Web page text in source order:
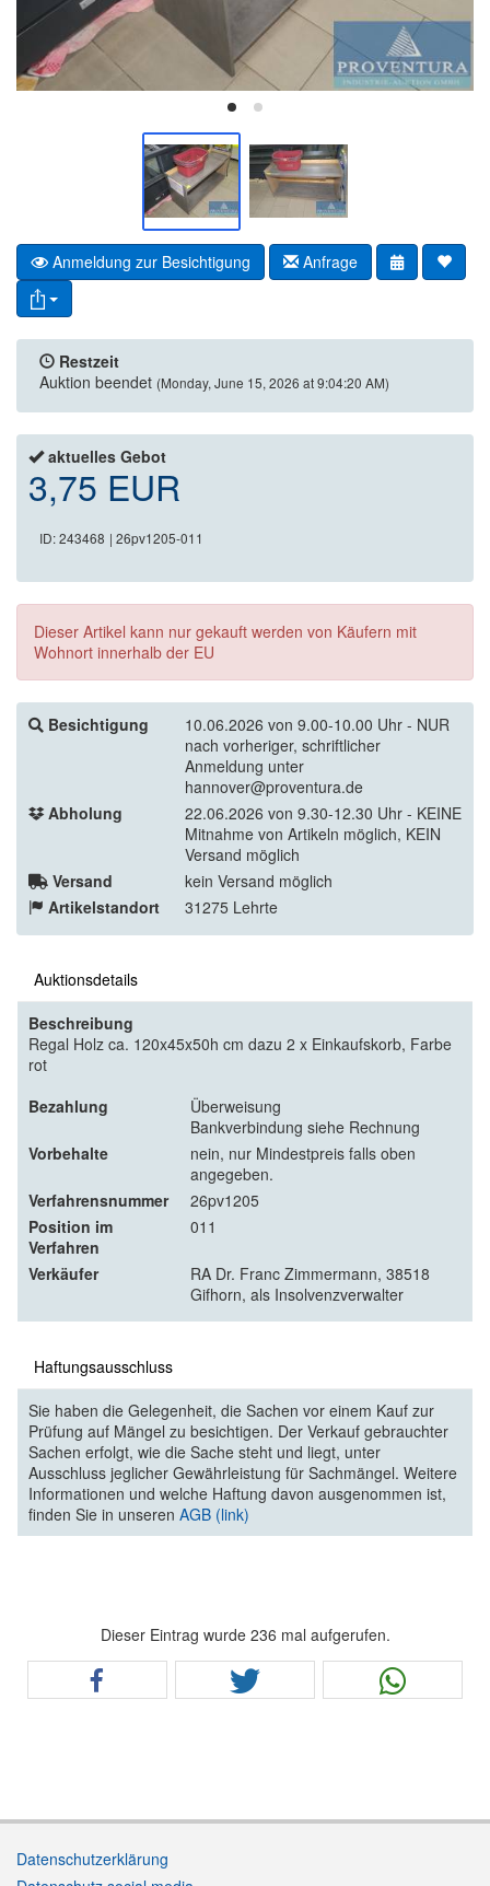
Anmeldung zur Besichtigung Anfrage
Restzeit
Auktion beendet (Monday, June 15, 2026 at 9:04:20 AM)
aktuelles Gebot
3,75 EUR
ID: 243468 | 26pv1205-011
Dieser Artikel kann nur gekauft werden von Käufern mit
Wohnort innerhalb der EU
Besichtigung
10.06.2026 von 9.00-10.00 Uhr - NUR
nach vorheriger, schriftlicher
Anmeldung unter
hannover@proventura.de
Abholung
22.06.2026 von 9.30-12.30 Uhr - KEINE
Mitnahme von Artikeln möglich, KEIN
Versand möglich
Versand
kein Versand möglich
Artikelstandort
31275 Lehrte
Auktionsdetails
Beschreibung
Regal Holz ca. 120x45x50h cm dazu 2 x Einkaufskorb, Farbe
rot
Bezahlung
Überweisung
Bankverbindung siehe Rechnung
Vorbehalte
nein, nur Mindestpreis falls oben
angegeben.
Verfahrensnummer
26pv1205
Position im
Verfahren
011
Verkäufer
RA Dr. Franc Zimmermann, 38518
Gifhorn, als Insolvenzverwalter
Haftungsausschluss
Sie haben die Gelegenheit, die Sachen vor einem Kauf zur
Prüfung auf Mängel zu besichtigen. Der Verkauf gebrauchter
Sachen erfolgt, wie die Sache steht und liegt, unter
Ausschluss jeglicher Gewährleistung für Sachmängel. Weitere
Informationen und welche Haftung davon ausgenommen ist,
finden Sie in unseren AGB (link)
Dieser Eintrag wurde 236 mal aufgerufen.
Datenschutzerklärung